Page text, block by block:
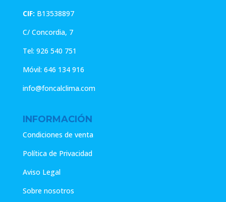
CIF: B13538897
C/ Concordia, 7
Tel: 926 540 751
Móvil: 646 134 916
info@foncalclima.com
INFORMACIÓN
Condiciones de venta
Política de Privacidad
Aviso Legal
Sobre nosotros